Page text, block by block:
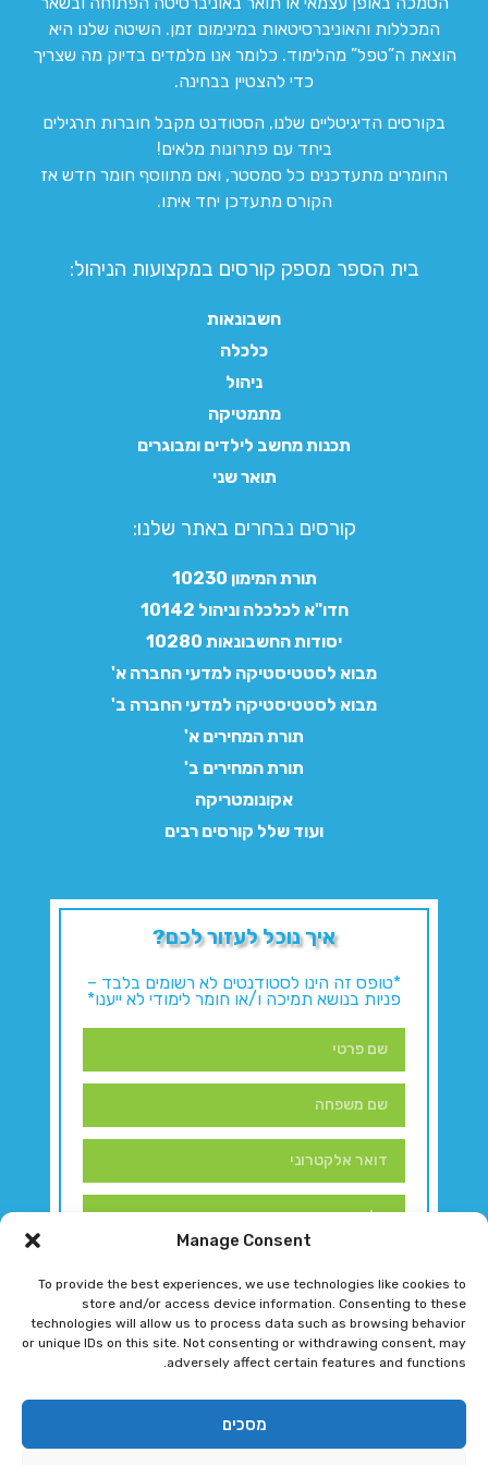
Manage Consent
To provide the best experiences, we use technologies like cookies to
store and/or access device information. Consenting to these
technologies will allow us to process data such as browsing behavior
or unique IDs on this site. Not consenting or withdrawing consent, may
adversely affect certain features and functions.
מסכים
המכללות והאוניברסיטאות במינימום זמן. השיטה שלנו היא
הוצאת ה”טפל” מהלימוד. כלומר אנו מלמדים בדיוק מה שצריך
כדי להצטיין בבחינה.
בקורסים הדיגיטליים שלנו, הסטודנט מקבל חוברות תרגילים
ביחד עם פתרונות מלאים!
החומרים מתעדכנים כל סמסטר, ואם מתווסף חומר חדש אז
הקורס מתעדכן יחד איתו.
בית הספר מספק קורסים במקצועות הניהול:
חשבונאות
כלכלה
ניהול
מתמטיקה
תכנות מחשב לילדים ומבוגרים
תואר שני
קורסים נבחרים באתר שלנו:​
תורת המימון 10230
חדו"א לכלכלה וניהול 10142
יסודות החשבונאות 10280
מבוא לסטטיסטיקה למדעי החברה א'
מבוא לסטטיסטיקה למדעי החברה ב'
תורת המחירים א'
תורת המחירים ב'
אקונומטריקה
ועוד שלל קורסים רבים
איך נוכל לעזור לכם?
*טופס זה הינו לסטודנטים לא רשומים בלבד –
פניות בנושא תמיכה ו/או חומר לימודי לא ייענו*